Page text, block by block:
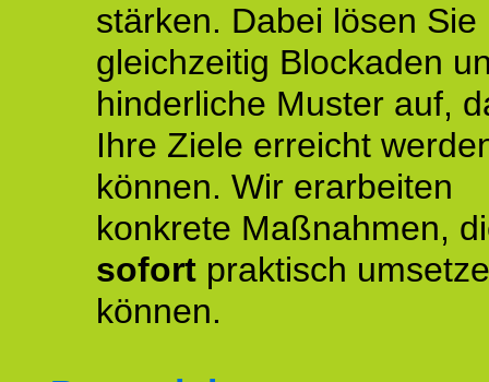
stärken. Dabei lösen Sie
gleichzeitig Blockaden
hinderliche Muster auf,
Ihre Ziele erreicht
können. Wir erarbeiten
konkrete Maßnahmen,
sofort praktisch
können.